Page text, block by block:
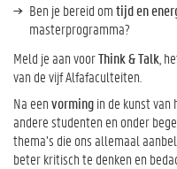
Ben je bereid omtijd en
masterprogramma?
Meld je aan voorThink & Talk ,
van de vijf Alfafaculteiten.
Na eenvormingin de kunst
andere studenten en onder
thema’s die ons allemaal
beter kritisch te denken en